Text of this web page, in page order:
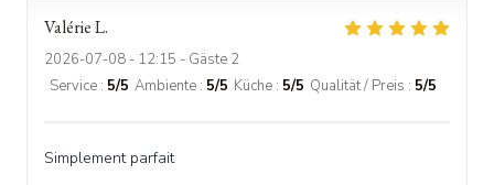
ValérieL
2026-07-08 - 12:15 - Gäste 2
Service : 5/5 Ambiente : 5/5 Küche : 5/5 Qualität / Preis : 5/5
Simplement parfait